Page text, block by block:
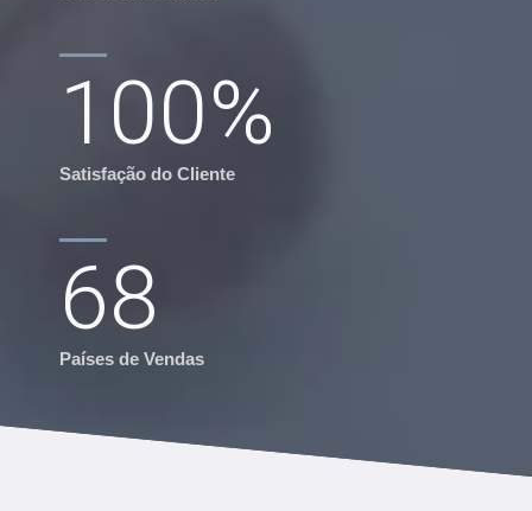
100%
Satisfação do Cliente
68
Países de Vendas